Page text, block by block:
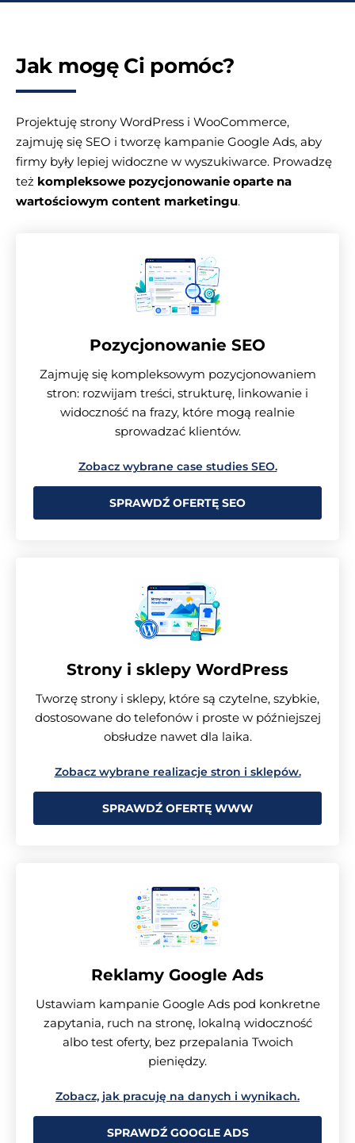
Jak mogę Ci pomóc?
Projektuję strony WordPress i WooCommerce,
zajmuję się SEO i tworzę kampanie Google Ads, aby
firmy były lepiej widoczne w wyszukiwarce. Prowadzę
też kompleksowe pozycjonowanie oparte na
wartościowym content marketingu.
Pozycjonowanie SEO
Zajmuję się kompleksowym pozycjonowaniem
stron: rozwijam treści, strukturę, linkowanie i
widoczność na frazy, które mogą realnie
sprowadzać klientów.
Zobacz wybrane case studies SEO.
SPRAWDŹ OFERTĘ SEO
Strony i sklepy WordPress
Tworzę strony i sklepy, które są czytelne, szybkie,
dostosowane do telefonów i proste w późniejszej
obsłudze nawet dla laika.
Zobacz wybrane realizacje stron i sklepów.
SPRAWDŹ OFERTĘ WWW
Reklamy Google Ads
Ustawiam kampanie Google Ads pod konkretne
zapytania, ruch na stronę, lokalną widoczność
albo test oferty, bez przepalania Twoich
pieniędzy.
Zobacz, jak pracuję na danych i wynikach.
SPRAWDŹ GOOGLE ADS